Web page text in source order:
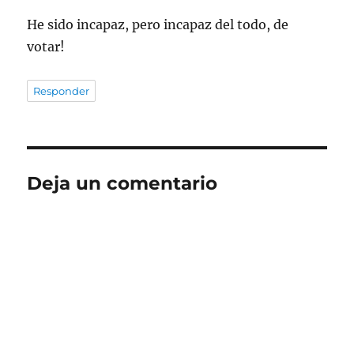
He sido incapaz, pero incapaz del todo, de
votar!
Responder
Deja un comentario